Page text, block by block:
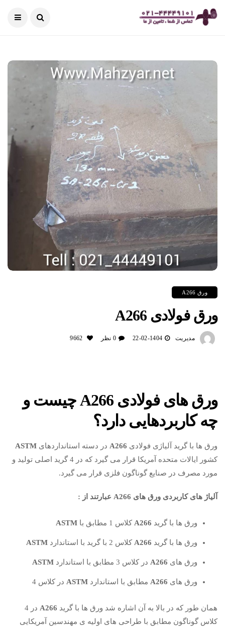
ورق A266
ورق فولادی A266
مدیریت 1404-02-22 0 نظر
ورق های فولادی A266 چیست و
چه کاربردهایی دارد؟
ورق ها با گرید آلیاژی فولادی A266 در دسته استانداردهای ASTM
کشور ایالات متحده آمریکا قرار می گیرد که در 4 گرید اصلی تولید و
مورد مصرف در صنایع گوناگون فلزی قرار می گیرد.
آلیاژ های کاربردی ورق های A266 عبارتند از :
ورق ها با گرید A266 کلاس 1 مطابق با ASTM
ورق ها با گرید A266 کلاس 2 با گرید با استاندارد ASTM
ورق های A266 در کلاس 3 مطابق با استاندارد ASTM
ورق های A266 مطابق با استاندارد ASTM در کلاس 4
همان طور که در بالا به آن اشاره شد ورق ها با گرید A266
در 4
کلاس گوناگون مطابق با طراحی های اولیه ی مهندسین آمریکایی